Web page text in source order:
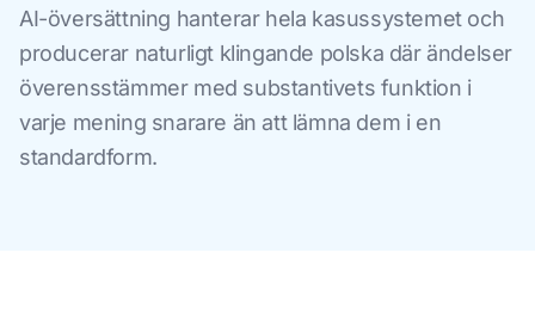
AI-översättning hanterar hela kasussystemet och
producerar naturligt klingande polska där ändelser
överensstämmer med substantivets funktion i
varje mening snarare än att lämna dem i en
standardform.